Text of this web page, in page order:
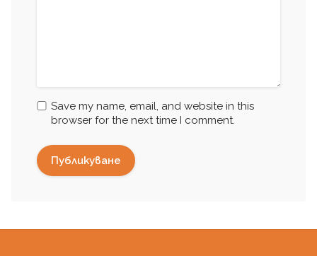
Save my name, email, and website in this
browser for the next time I comment.